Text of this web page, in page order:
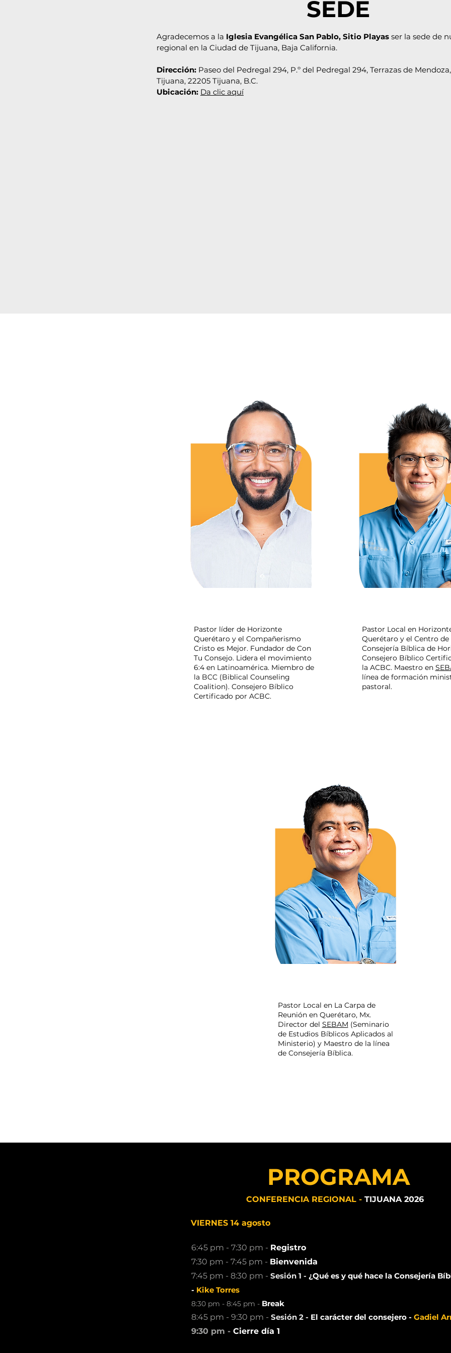
SEDE
Agradecemos a la Iglesia Evangélica San Pablo, Sitio Playas ser la sede de
regional en la Ciudad de Tijuana, Baja California.
Dirección: Paseo del Pedregal 294, P.º del Pedregal 294, Terrazas de
Tijuana, 22205 Tijuana, B.C.
Ubicación: Da clic aquí
Pastor líder de Horizonte
Querétaro y el Compañerismo
Cristo es Mejor. Fundador de Con
Tu Consejo. Lidera el movimiento
6:4 en Latinoamérica. Miembro de
la BCC (Biblical Counseling
Coalition). Consejero Bíblico
Certificado por ACBC.
Pastor Local en
Querétaro y el Centro de
Consejería Bíblica de
Consejero Bíblico
la ACBC. Maestro en
línea de formación
pastoral.
Pastor Local en La Carpa de
Reunión en Querétaro, Mx.
Director del SEBAM (Seminario
de Estudios Bíblicos Aplicados al
Ministerio) y Maestro de la línea
de Consejería Bíblica.
PROGRAMA
CONFERENCIA REGIONAL - TIJUANA 2026
VIERNES 14 agosto
6:45 pm - 7:30 pm - Registro
7:30 pm - 7:45 pm - Bienvenida
7:45 pm - 8:30 pm - Sesión 1 - ¿Qué es y qué hace la Consejería
- Kike Torres
8:30 pm - 8:45 pm - Break
8:45 pm - 9:30 pm - Sesión 2 - El carácter del consejero - Gadiel
9:30 pm - Cierre día 1